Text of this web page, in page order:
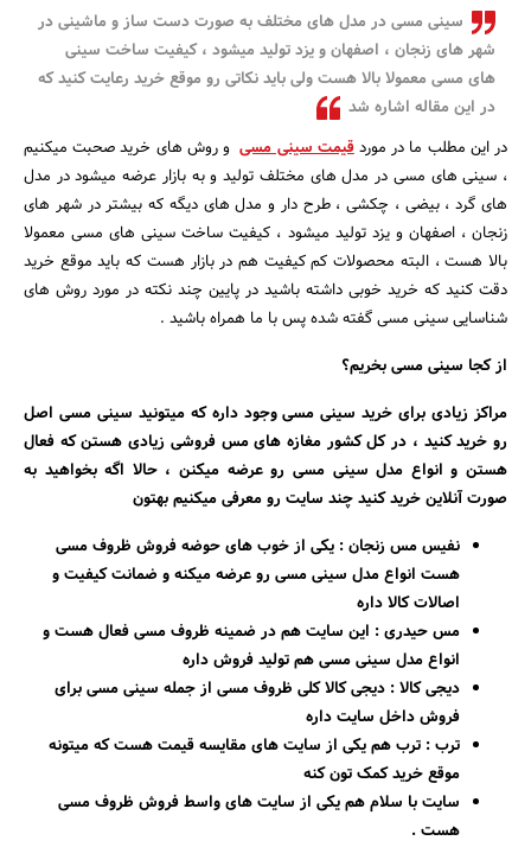
جستجو
سینی مسی در مدل های مختلف به صورت دست ساز و ماشینی در
شهر های زنجان ، اصفهان و یزد تولید میشود ، کیفیت ساخت سینی
های مسی معمولا بالا هست ولی باید نکاتی رو موقع خرید رعایت کنید که
در این مقاله اشاره شد
در این مطلب ما در موردقیمت سینی مسیو روش های خرید صحبت میکنیم
، سینی های مسی در مدل های مختلف تولید و به بازار عرضه میشود در مدل
های گرد ، بیضی ، چکشی ، طرح دار و مدل های دیگه که بیشتر در شهر های
زنجان ، اصفهان و یزد تولید میشود ، کیفیت ساخت سینی های مسی معمولا
بالا هست ، البته محصولات کم کیفیت هم در بازار هست که باید موقع خرید
دقت کنید که خرید خوبی داشته باشید در پایین چند نکته در مورد روش های
شناسایی سینی مسی گفته شده پس با ما همراه باشید .
از کجا سینی مسی بخریم؟
مراکز زیادی برای خرید سینی مسی وجود داره که میتونید سینی مسی اصل
رو خرید کنید ، در کل کشور مغازه های مس فروشی زیادی هستن که فعال
هستن و انواع مدل سینی مسی رو عرضه میکنن ، حالا اگه بخواهید به
صورت آنلاین خرید کنید چند سایت رو معرفی میکنیم بهتون
نفیس مس زنجان : یکی از خوب های حوضه فروش ظروف مسی
هست انواع مدل سینی مسی رو عرضه میکنه و ضمانت کیفیت و
اصالات کالا داره
مس حیدری : این سایت هم در ضمینه ظروف مسی فعال هست و
انواع مدل سینی مسی هم تولید فروش داره
دیجی کالا : دیجی کالا کلی ظروف مسی از جمله سینی مسی برای
فروش داخل سایت داره
ترب : ترب هم یکی از سایت های مقایسه قیمت هست که میتونه
موقع خرید کمک تون کنه
سایت با سلام هم یکی از سایت های واسط فروش ظروف مسی
هست .